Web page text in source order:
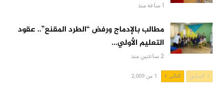
1 ساعة منذ
مطالب بالإدماج ورفض “الطرد المقنع”.. عقود
التعليم الأولي…
2 ساعتين منذ
السابق التالي 1 من 2,009